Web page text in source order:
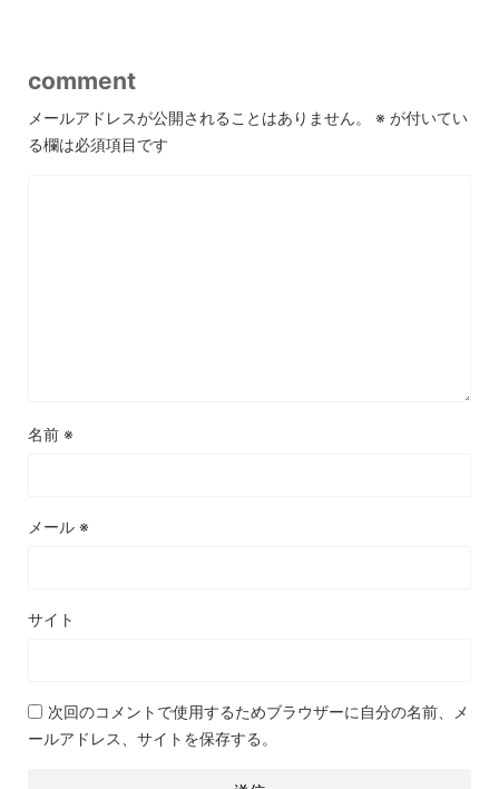
comment
メールアドレスが公開されることはありません。 ※ が付いてい
る欄は必須項目です
名前 ※
メール ※
サイト
次回のコメントで使用するためブラウザーに自分の名前、メ
ールアドレス、サイトを保存する。